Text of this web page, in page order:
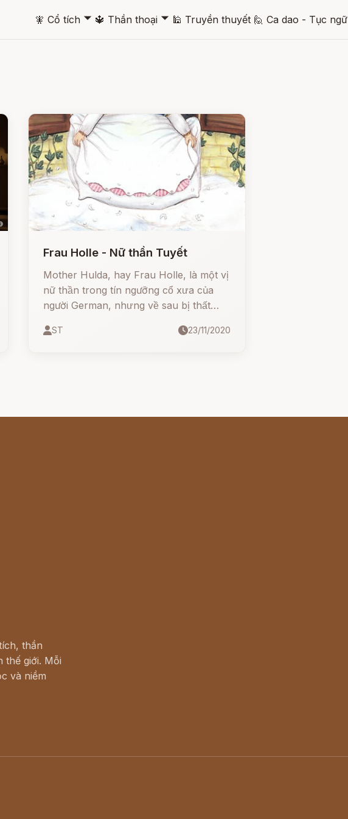
🧚 Cổ tích 🞃 🔱 Thần thoại 🞃 🕌 Truyền thuyết 🙋 Ca dao - Tục ngữ
Frau Holle - Nữ thần Tuyết
Mother Hulda, hay Frau Holle, là một vị
nữ thần trong tín ngưỡng cổ xưa của
người German, nhưng về sau bị thất
ST 23/11/2020
thần
thế giới. Mỗi
và niềm